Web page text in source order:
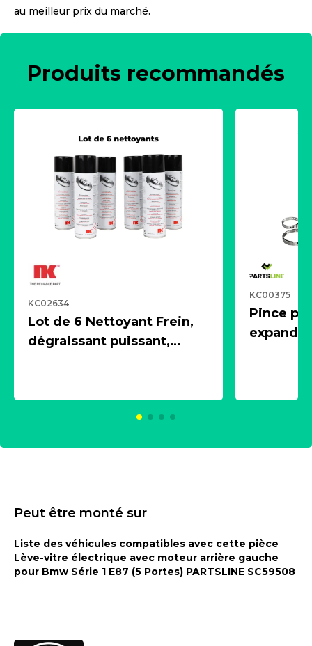
au meilleur prix du marché.
Produits recommandés
KC02634
Lot de 6 Nettoyant Frein,
dégraissant puissant,
KC00375
Pince
Peut être monté sur
Liste des véhicules compatibles avec cette pièce
Lève-vitre électrique avec moteur arrière gauche
pour Bmw Série 1 E87 (5 Portes) PARTSLINE SC59508